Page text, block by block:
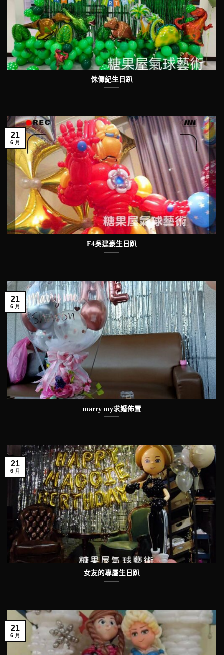
侏儸紀生日趴
F4吳建豪生日趴
21
6 月
marry my求婚佈置
21
6 月
女友的專屬生日趴
21
6 月
21
6 月